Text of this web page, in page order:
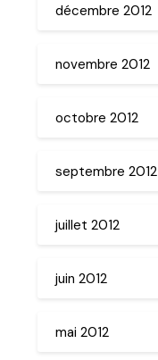
décembre 2012
novembre 2012
octobre 2012
septembre 2012
juillet 2012
juin 2012
mai 2012